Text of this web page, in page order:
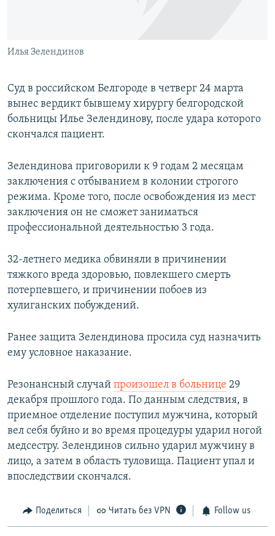
ELIFBE
Все сайты RFE/RL
Илья Зелендинов
Суд в российском Белгороде в четверг 24 марта
вынес вердикт бывшему хирургу белгородской
больницы Илье Зелендинову, после удара которого
скончался пациент.
Зелендинова приговорили к 9 годам 2 месяцам
заключения с отбыванием в колонии строгого
режима. Кроме того, после освобождения из мест
заключения он не сможет заниматься
профессиональной деятельностью 3 года.
32-летнего медика обвиняли в причинении
тяжкого вреда здоровью, повлекшего смерть
потерпевшего, и причинении побоев из
хулиганских побуждений.
Ранее защита Зелендинова просила суд назначить
ему условное наказание.
Резонансный случай произошел в больнице 29
декабря прошлого года. По данным следствия, в
приемное отделение поступил мужчина, который
вел себя буйно и во время процедуры ударил ногой
медсестру. Зелендинов сильно ударил мужчину в
лицо, а затем в область туловища. Пациент упал и
впоследствии скончался.
Поделиться Читать без VPN Follow us